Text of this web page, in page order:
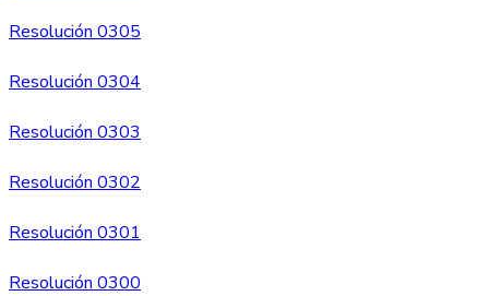
Resolución 0305
Resolución 0304
Resolución 0303
Resolución 0302
Resolución 0301
Resolución 0300